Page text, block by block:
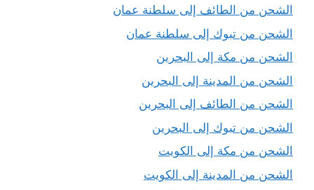
الشحن من الطائف إلى سلطنة عمان
الشحن من تبوك إلى سلطنة عمان
الشحن من مكة إلى البحرين
الشحن من المدينة إلى البحرين
الشحن من الطائف إلى البحرين
الشحن من تبوك إلى البحرين
الشحن من مكة إلى الكويت
الشحن من المدينة إلى الكويت